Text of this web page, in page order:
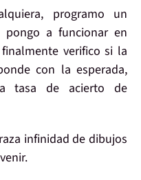
, programo un
a funcionar en
verifico si la
con la esperada,
tasa de acierto de
infinidad de dibujos